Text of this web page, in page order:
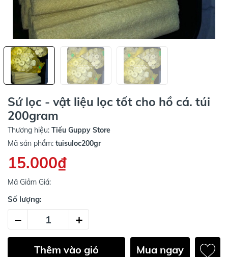
Sứ lọc - vật liệu lọc tốt cho hồ cá. túi
200gram
Thương hiệu: Tiếu Guppy Store
Mã sản phẩm: tuisuloc200gr
15.000₫
Mã Giảm Giá:
Số lượng:
– +
Thêm vào giỏ Mua ngay